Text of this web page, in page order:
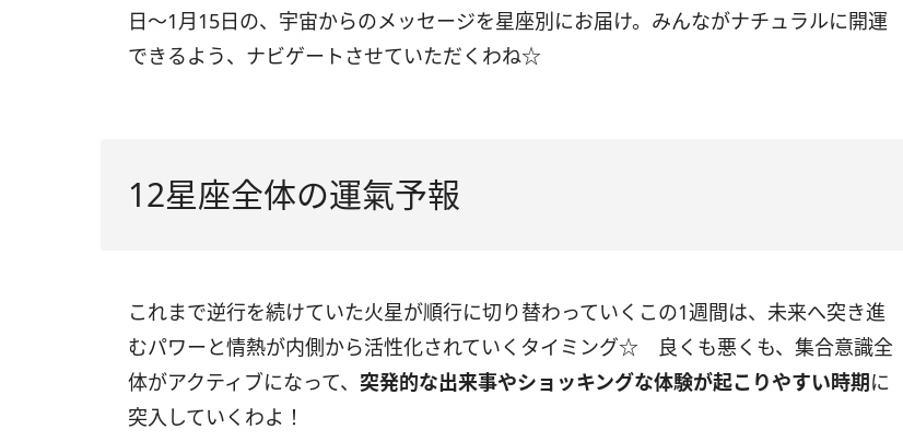
日〜1月15日の、宇宙からのメッセージを星座別にお届け。みんながナチュラルに開運
できるよう、ナビゲートさせていただくわね☆
12星座全体の運氣予報
これまで逆行を続けていた火星が順行に切り替わっていくこの1週間は、未来へ突き進
むパワーと情熱が内側から活性化されていくタイミング☆ 良くも悪くも、集合意識全
体がアクティブになって、 突発的な出来事やショッキングな体験が起こりやすい時期に
突入していくわよ！